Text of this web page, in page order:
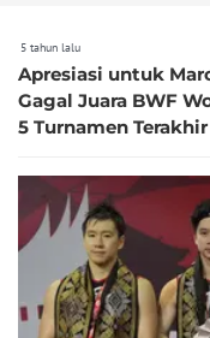
5 tahun lalu
Apresiasi untuk
Gagal Juara BWF
5 Turnamen